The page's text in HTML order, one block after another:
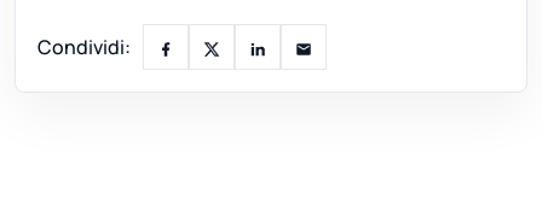
Condividi: